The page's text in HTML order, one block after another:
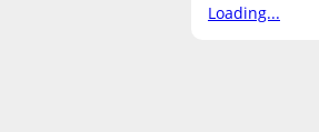
Loading...